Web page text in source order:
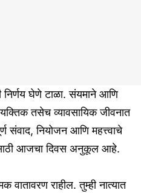
निर्णय घेणे टाळा. संयमाने आणि
तसेच व्यावसायिक जीवनात
संवाद, नियोजन आणि महत्त्वाचे
आजचा दिवस अनुकूल आहे.
राहील. तुम्ही नात्यात